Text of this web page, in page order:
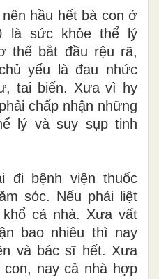
hầu hết bà con ở
là sức khỏe thể lý
thể bắt đầu rệu rã,
yếu là đau nhức
tai biến. Xưa vì hy
chấp nhận những
lý và suy sụp tinh
đi bệnh viện thuốc
sóc. Nếu phải liệt
cả nhà. Xưa vất
bao nhiêu thì nay
và bác sĩ hết. Xưa
con, nay cả nhà hợp